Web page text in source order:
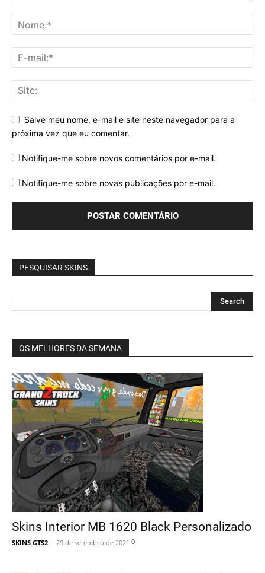
Salve meu nome, e-mail e site neste navegador para a
próxima vez que eu comentar.
Notifique-me sobre novos comentários por e-mail.
Notifique-me sobre novas publicações por e-mail.
PESQUISAR SKINS
OS MELHORES DA SEMANA
Skins Interior MB 1620 Black Personalizado
SKINS GTS2 - 29 de setembro de 2021 0